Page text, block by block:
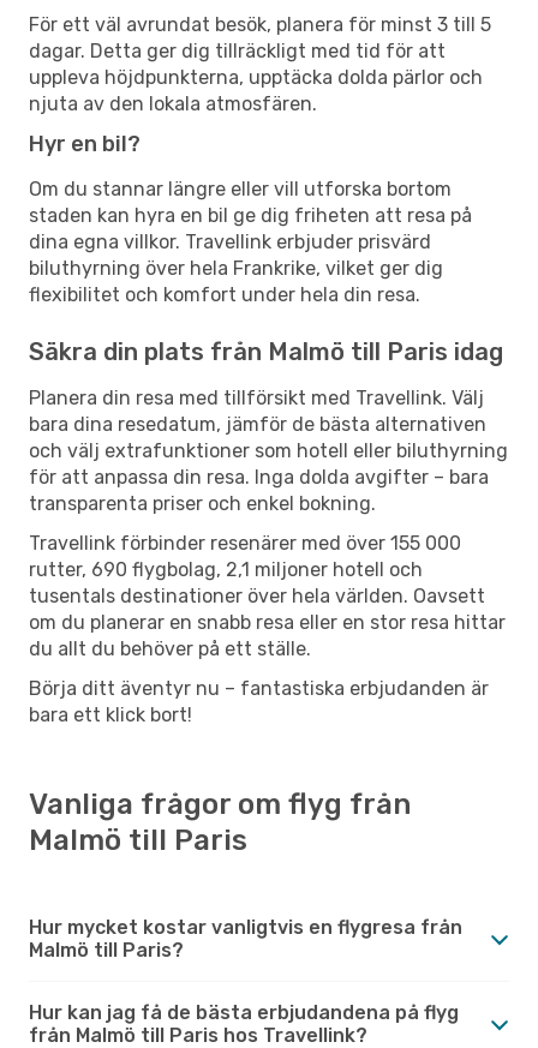
För ett väl avrundat besök, planera för minst 3 till 5
dagar. Detta ger dig tillräckligt med tid för att
uppleva höjdpunkterna, upptäcka dolda pärlor och
njuta av den lokala atmosfären.
Hyr en bil?
Om du stannar längre eller vill utforska bortom
staden kan hyra en bil ge dig friheten att resa på
dina egna villkor. Travellink erbjuder prisvärd
biluthyrning över hela Frankrike, vilket ger dig
flexibilitet och komfort under hela din resa.
Säkra din plats från Malmö till Paris idag
Planera din resa med tillförsikt med Travellink. Välj
bara dina resedatum, jämför de bästa alternativen
och välj extrafunktioner som hotell eller biluthyrning
för att anpassa din resa. Inga dolda avgifter – bara
transparenta priser och enkel bokning.
Travellink förbinder resenärer med över 155 000
rutter, 690 flygbolag, 2,1 miljoner hotell och
tusentals destinationer över hela världen. Oavsett
om du planerar en snabb resa eller en stor resa hittar
du allt du behöver på ett ställe.
Börja ditt äventyr nu – fantastiska erbjudanden är
bara ett klick bort!
Vanliga frågor om flyg från
Malmö till Paris
Hur mycket kostar vanligtvis en flygresa från
Malmö till Paris?
Hur kan jag få de bästa erbjudandena på flyg
från Malmö till Paris hos Travellink?